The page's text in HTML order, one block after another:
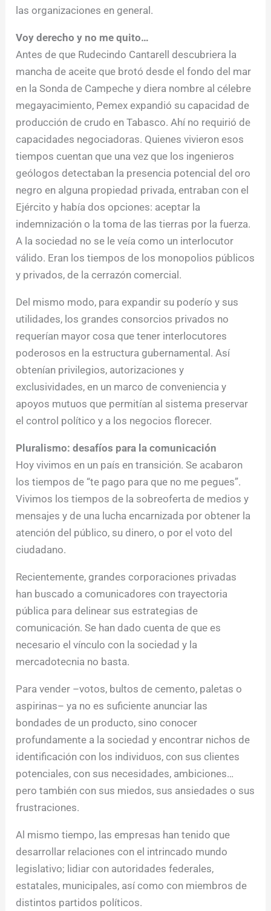
las organizaciones en general.
Voy derecho y no me quito…
Antes de que Rudecindo Cantarell descubriera la
mancha de aceite que brotó desde el fondo del mar
en la Sonda de Campeche y diera nombre al célebre
megayacimiento, Pemex expandió su capacidad de
producción de crudo en Tabasco. Ahí no requirió de
capacidades negociadoras. Quienes vivieron esos
tiempos cuentan que una vez que los ingenieros
geólogos detectaban la presencia potencial del oro
negro en alguna propiedad privada, entraban con el
Ejército y había dos opciones: aceptar la
indemnización o la toma de las tierras por la fuerza.
A la sociedad no se le veía como un interlocutor
válido. Eran los tiempos de los monopolios públicos
y privados, de la cerrazón comercial.
Del mismo modo, para expandir su poderío y sus
utilidades, los grandes consorcios privados no
requerían mayor cosa que tener interlocutores
poderosos en la estructura gubernamental. Así
obtenían privilegios, autorizaciones y
exclusividades, en un marco de conveniencia y
apoyos mutuos que permitían al sistema preservar
el control político y a los negocios florecer.
Pluralismo: desafíos para la comunicación
Hoy vivimos en un país en transición. Se acabaron
los tiempos de “te pago para que no me pegues”.
Vivimos los tiempos de la sobreoferta de medios y
mensajes y de una lucha encarnizada por obtener la
atención del público, su dinero, o por el voto del
ciudadano.
Recientemente, grandes corporaciones privadas
han buscado a comunicadores con trayectoria
pública para delinear sus estrategias de
comunicación. Se han dado cuenta de que es
necesario el vínculo con la sociedad y la
mercadotecnia no basta.
Para vender –votos, bultos de cemento, paletas o
aspirinas– ya no es suficiente anunciar las
bondades de un producto, sino conocer
profundamente a la sociedad y encontrar nichos de
identificación con los individuos, con sus clientes
potenciales, con sus necesidades, ambiciones…
pero también con sus miedos, sus ansiedades o sus
frustraciones.
Al mismo tiempo, las empresas han tenido que
desarrollar relaciones con el intrincado mundo
legislativo; lidiar con autoridades federales,
estatales, municipales, así como con miembros de
distintos partidos políticos.